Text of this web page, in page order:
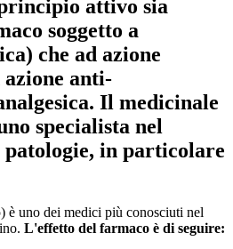
attivo sia
soggetto a
che ad azione
anti-
Il medicinale
specialista nel
in particolare
è uno dei medici più conosciuti nel
L'effetto del farmaco è di seguire: